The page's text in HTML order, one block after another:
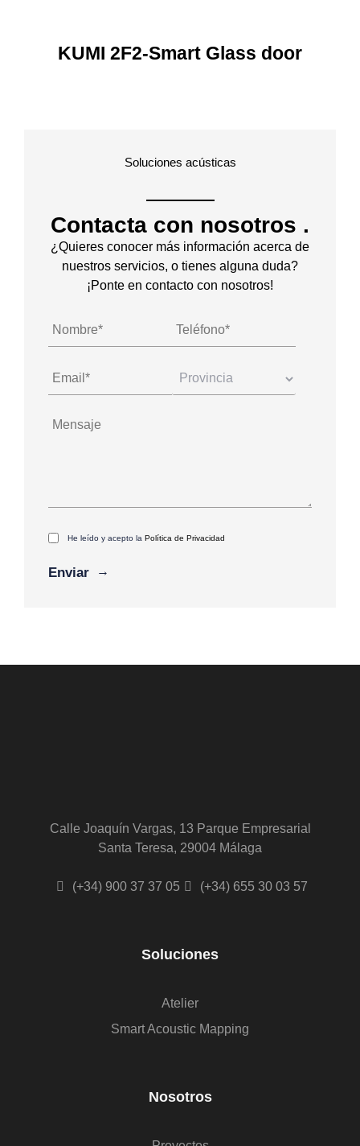
KUMI 2F2-Smart Glass door
Soluciones acústicas
Contacta con nosotros .
¿Quieres conocer más información acerca de
nuestros servicios, o tienes alguna duda?
¡Ponte en contacto con nosotros!
He leído y acepto la Política de Privacidad
Calle Joaquín Vargas, 13 Parque Empresarial
Santa Teresa, 29004 Málaga
(+34) 900 37 37 05 (+34) 655 30 03 57
Soluciones
Atelier
Smart Acoustic Mapping
Nosotros